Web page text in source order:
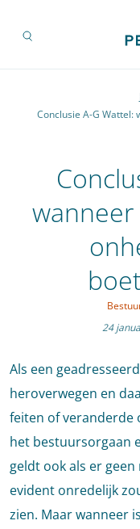
Conclusie A-G
24
Als een
heroverwegen en
feiten of veranderde
het bestuursorgaan
geldt ook als er
evident onredelijk
zien. Maar wanneer